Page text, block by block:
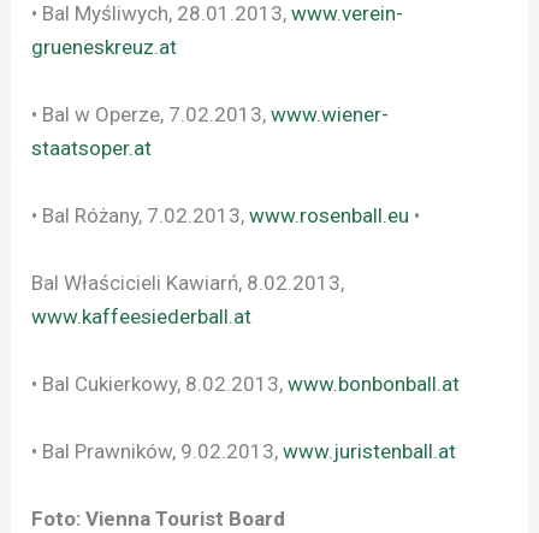
• Bal Myśliwych, 28.01.2013,www.verein-
grueneskreuz.at
• Bal w Operze, 7.02.2013,www.wiener-
staatsoper.at
• Bal Różany, 7.02.2013,www.rosenball.eu •
Bal Właścicieli Kawiarń, 8.02.2013,
www.kaffeesiederball.at
• Bal Cukierkowy, 8.02.2013,www.bonbonball.at
• Bal Prawników, 9.02.2013,www.juristenball.at
Foto: Vienna Tourist Board